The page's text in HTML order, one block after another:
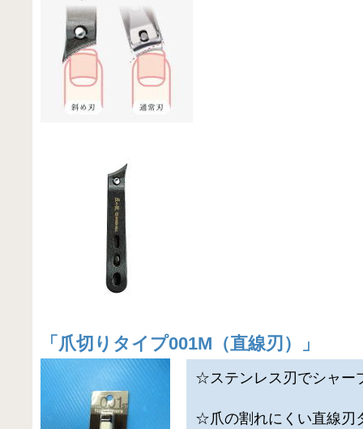
「 爪切りタイプ001M（直線刃） 」
☆ステンレス刃でシャー
☆爪の割れにくい直線刃